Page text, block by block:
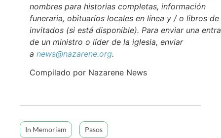
nombres para historias completas, información
funeraria, obituarios locales en línea y / o libros de
invitados (si está disponible). Para enviar una
de un ministro o líder de la iglesia, enviar
a news@nazarene.org.
Compilado por Nazarene News
In Memoriam Pasos